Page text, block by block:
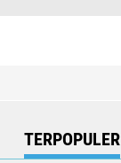
TERPOPULER